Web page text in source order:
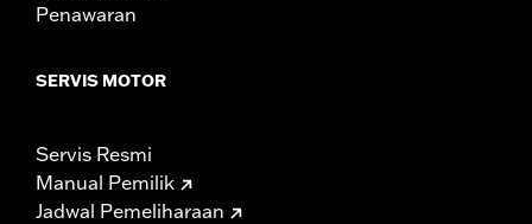
Penawaran
SERVIS MOTOR
Servis Resmi
Manual Pemilik
Jadwal Pemeliharaan